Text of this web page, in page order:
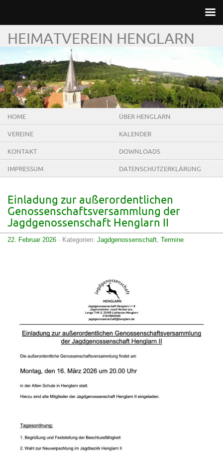
HEIMATVEREIN HENGLARN
HOME ÜBER HENGLARN
VEREINE KALENDER
KONTAKT DOWNLOADS
IMPRESSUM DATENSCHUTZERKLÄRUNG
Einladung zur außerordentlichen
Genossenschaftsversammlung der
Jagdgenossenschaft Henglarn II
22. Februar 2026 · Kategorien: Jagdgenossenschaft Termine